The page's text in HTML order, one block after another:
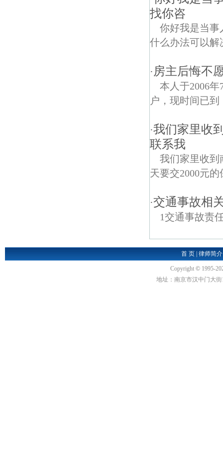
找你咨
你好我是当事
什么办法可以解
· 房主后悔不
本人于2006
户，现时间已
·我们家里收
联系我
我们家里收到
天要交2000元
·交通事故相
1交通事故责
首 页 |律师简介
Copyright © 1995-
地址：南京市汉中门大街